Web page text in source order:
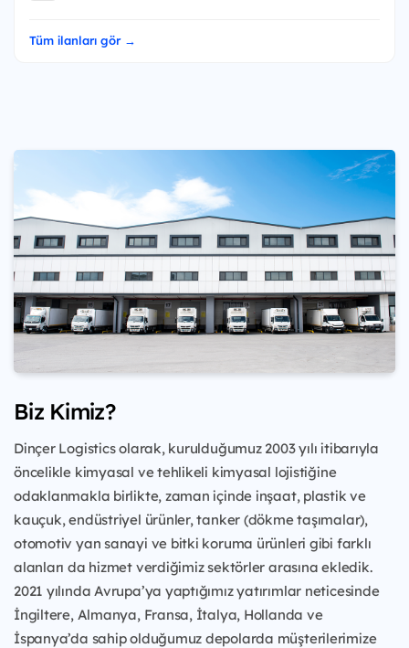
Tüm ilanları gör →
Biz Kimiz?
Dinçer Logistics olarak, kurulduğumuz 2003 yılı itibarıyla
öncelikle kimyasal ve tehlikeli kimyasal lojistiğine
odaklanmakla birlikte, zaman içinde inşaat, plastik ve
kauçuk, endüstriyel ürünler, tanker (dökme taşımalar),
otomotiv yan sanayi ve bitki koruma ürünleri gibi farklı
alanları da hizmet verdiğimiz sektörler arasına ekledik.
2021 yılında Avrupa’ya yaptığımız yatırımlar neticesinde
İngiltere, Almanya, Fransa, İtalya, Hollanda ve
İspanya’da sahip olduğumuz depolarda müşterilerimize